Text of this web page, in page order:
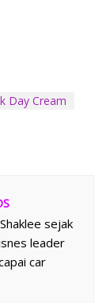
Day Cream
sejak
leader
car